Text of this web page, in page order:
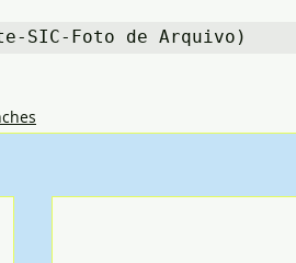
SIC-Foto de Arquivo)